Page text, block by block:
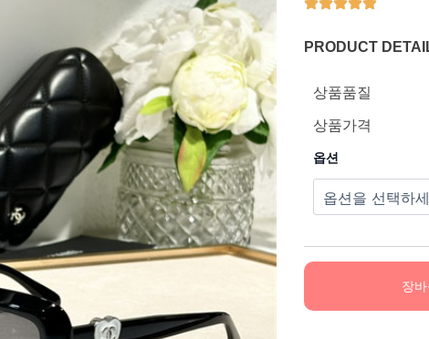
PRODUCT
상품품질
상품가격
옵션
장